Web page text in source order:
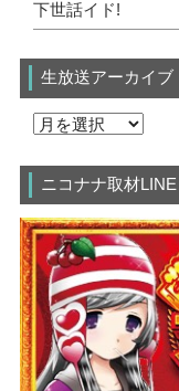
下世話イド!
生放送アーカイブ
ニコナナ取材LINE